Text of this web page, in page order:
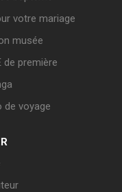
votre mariage
musée
de première
de voyage